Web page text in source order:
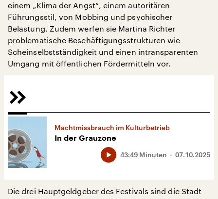
einem „Klima der Angst“, einem autoritären
Führungsstil, von Mobbing und psychischer
Belastung. Zudem werfen sie Martina Richter
problematische Beschäftigungsstrukturen wie
Scheinselbstständigkeit und einen intransparenten
Umgang mit öffentlichen Fördermitteln vor.
Machtmissbrauch im Kulturbetrieb
In der Grauzone
07.10.2025
43:49 Minuten
Die drei Hauptgeldgeber des Festivals sind die Stadt